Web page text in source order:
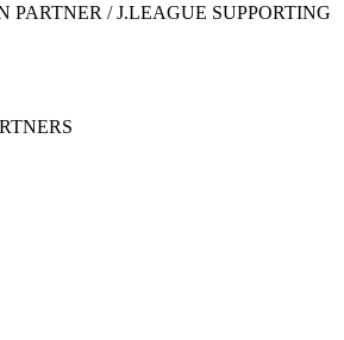
PARTNER / J.LEAGUE SUPPORTING